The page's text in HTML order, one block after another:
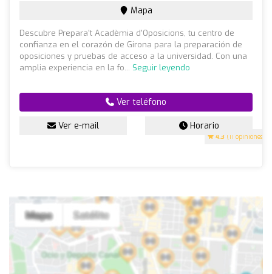
4.3 (11 opiniones)
Mapa
Descubre Prepara't Acadèmia d'Oposicions, tu centro de
confianza en el corazón de Girona para la preparación de
oposiciones y pruebas de acceso a la universidad. Con una
amplia experiencia en la fo... Seguir leyendo
Ver teléfono
Ver e-mail Horario